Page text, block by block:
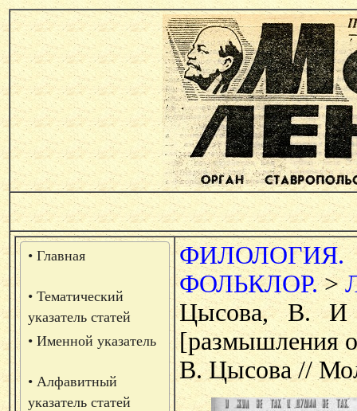
• Главная
• Тематический
указатель статей
• Именной указатель
• Алфавитный
указатель статей
ФОЛЬКЛОР.>
Цысова, В. И
[размышления
В. Цысова //